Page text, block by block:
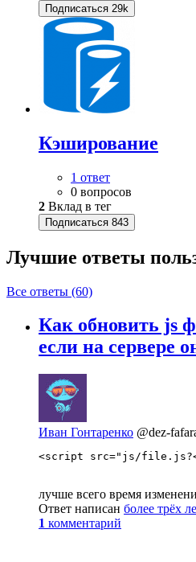
Подписаться 29k
Кэширование
1 ответ
0 вопросов
2 Вклад в тег
Подписаться 843
Лучшие ответы
Все ответы (60)
Как обновить js
если на сервере
Иван Гонтаренко @dez-
<script src="js/
лучше всего время
Ответ написан более трёх
1 комментарий